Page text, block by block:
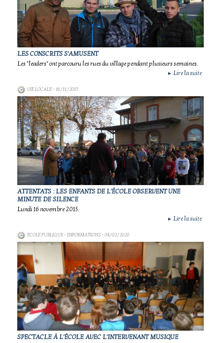
LES CONSCRITS S'AMUSENT
Les "leaders" ont parcouru les rues du village pendant plusieurs semaines.
► Lire la suite
VIE LOCALE- 16/11/2015
ATTENTATS : LES ENFANTS DE L'ÉCOLE OBSERVENT UNE
MINUTE DE SILENCE
Lundi 16 novembre 2015.
► Lire la suite
ECOLE PUBLIQUE - INFORMATIONS- 04/02/2020
SPECTACLE À L'ÉCOLE AVEC L'INTERVENANT MUSIQUE